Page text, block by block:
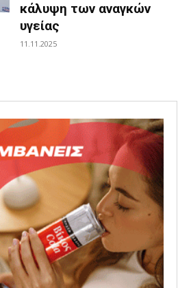
κάλυψη των αναγκών
υγείας
11.11.2025